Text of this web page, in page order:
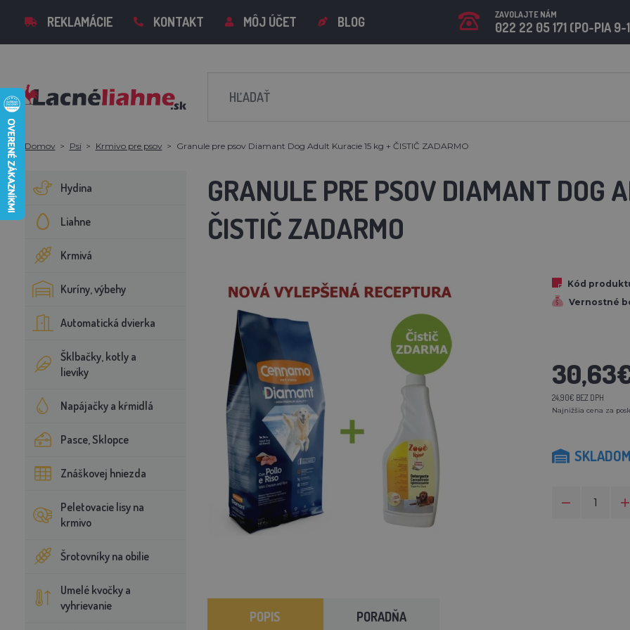
REKLAMÁCIE KONTAKT MÔJ ÚČET BLOG ZAVOLAJTE NÁM
022 22 05 171 (PO-PIA 9-
Domov Psi Krmivo pre psov Granule pre psov Diamant Dog Adult Kuracie 15 kg + ČISTIČ ZADARMO
Hydina
Liahne
Krmivá
Kuríny, výbehy
Automatická dvierka
Šklbačky, kotly a
lieviky
Napájačky a kŕmidlá
Pasce, Sklopce
Znáškovej hniezda
Peletovacie lisy na
krmivo
Šrotovníky na obilie
Umelé kvočky a
vyhrievanie
GRANULE PRE PSOV DIAMANT DOG
ČISTIČ ZADARMO
Kód
Vernostné
24,90€ BEZ DPH
Najnižšia cena za
SKLADOM
POPIS PORADŇA